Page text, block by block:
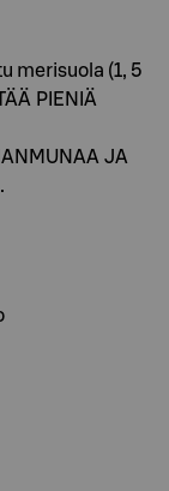
merisuola (1, 5
PIENIÄ
JA